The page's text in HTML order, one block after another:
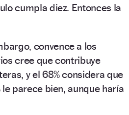
cumpla diez. Entonces la
convence a los
cree que contribuye
y el 68% considera que
parece bien, aunque haría